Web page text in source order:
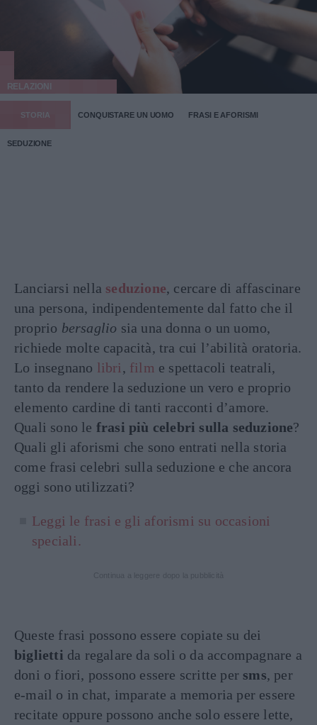
RELAZIONI
STORIA CONQUISTARE UN UOMO FRASI E AFORISMI
SEDUZIONE
Lanciarsi nella seduzione, cercare di affascinare
una persona, indipendentemente dal fatto che il
proprio bersaglio sia una donna o un uomo,
richiede molte capacità, tra cui l’abilità oratoria.
Lo insegnano libri, film e spettacoli teatrali,
tanto da rendere la seduzione un vero e proprio
elemento cardine di tanti racconti d’amore.
Quali sono le frasi più celebri sulla seduzione?
Quali gli aforismi che sono entrati nella storia
come frasi celebri sulla seduzione e che ancora
oggi sono utilizzati?
Leggi le frasi e gli aforismi su occasioni
speciali.
Queste frasi possono essere copiate su dei
biglietti da regalare da soli o da accompagnare a
doni o fiori, possono essere scritte per sms, per
e-mail o in chat, imparate a memoria per essere
recitate oppure possono anche solo essere lette,